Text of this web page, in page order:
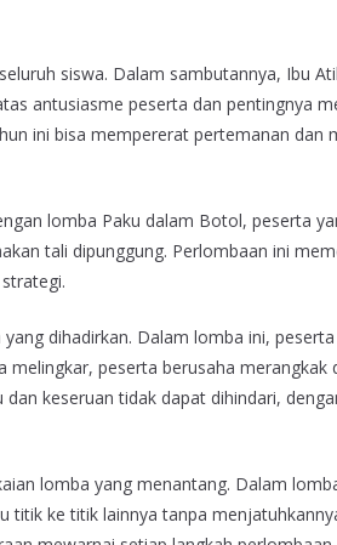
siswa. Dalam sambutannya, Ibu
antusiasme peserta dan pentingnya
ini bisa mempererat pertemanan dan
lomba Paku dalam Botol, peserta
tali dipunggung. Perlombaan ini
dihadirkan. Dalam lomba ini,
peserta berusaha
keseruan tidak dapat dihindari,
lomba yang menantang. Dalam
ke titik lainnya tanpa